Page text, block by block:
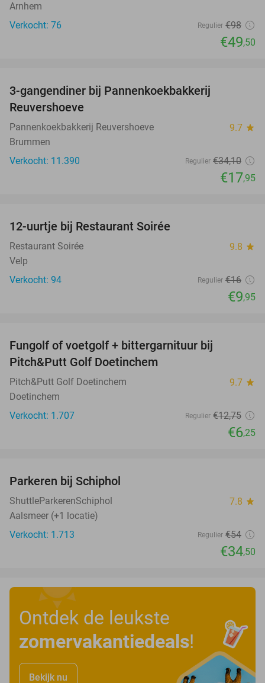
Arnhem
Verkocht: 76
Regulier €98
€49,50
3-gangendiner bij Pannenkoekbakkerij
Reuvershoeve
Pannenkoekbakkerij Reuvershoeve 9.7 star
Brummen
Verkocht: 11.390
Regulier €34,10
€17,95
12-uurtje bij Restaurant Soirée
Restaurant Soirée 9.8 star
Velp
Verkocht: 94
Regulier €16
€9,95
Fungolf of voetgolf + bittergarnituur bij
Pitch&Putt Golf Doetinchem
Pitch&Putt Golf Doetinchem 9.7 star
Doetinchem
Verkocht: 1.707
Regulier €12,75
€6,25
Parkeren bij Schiphol
ShuttleParkerenSchiphol 7.8 star
Aalsmeer (+1 locatie)
Verkocht: 1.713
Regulier €54
€34,50
Ontdek de leukste
zomervakantiedeals!
Bekijk nu